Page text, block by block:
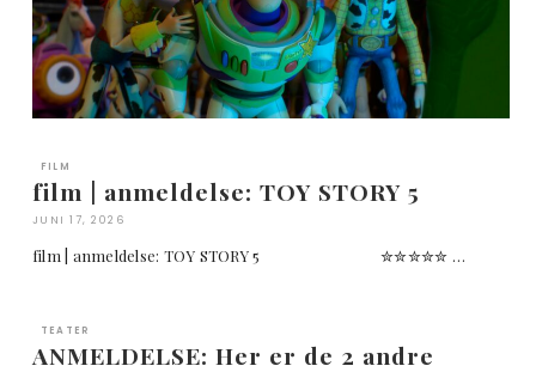
FILM
film | anmeldelse: TOY STORY 5
JUNI 17, 2026
film | anmeldelse: TOY STORY 5 ✮✮✮✮✮ …
TEATER
ANMELDELSE: Her er de 2 andre